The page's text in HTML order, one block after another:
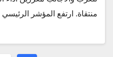
منتقاة. ارتفع المؤشر